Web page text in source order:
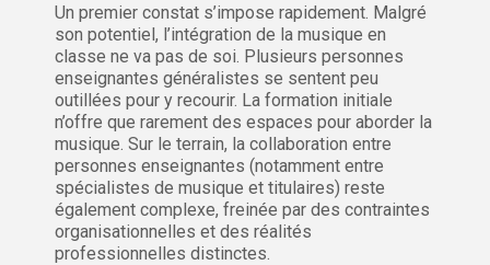
Un premier constat s’impose rapidement. Malgré
son potentiel, l’intégration de la musique en
classe ne va pas de soi. Plusieurs personnes
enseignantes généralistes se sentent peu
outillées pour y recourir. La formation initiale
n’offre que rarement des espaces pour aborder la
musique. Sur le terrain, la collaboration entre
personnes enseignantes (notamment entre
spécialistes de musique et titulaires) reste
également complexe, freinée par des contraintes
organisationnelles et des réalités
professionnelles distinctes.